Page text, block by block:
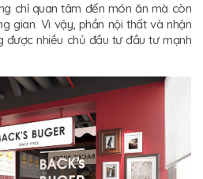
chỉ quan tâm đến món ăn mà còn
gian. Vì vậy, phần nội thất và nhận
được nhiều chủ đầu tư đầu tư mạnh